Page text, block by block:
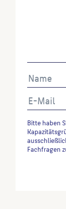
Bitte haben
Fachfragen